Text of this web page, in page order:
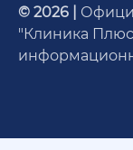
© 2026 |
"Клиника